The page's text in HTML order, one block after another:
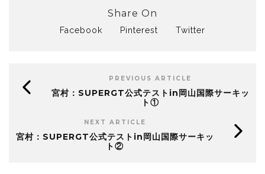
Share On
Facebook Pinterest Twitter
PREVIOUS ARTICLE
宮村：SUPERGT公式テストin岡山国際サーキッ
ト①
NEXT ARTICLE
宮村：SUPERGT公式テストin岡山国際サーキッ
ト②